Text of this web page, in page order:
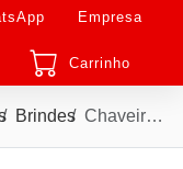
Empresa
Carrinho
Brindes Chaveiro Plástico com Fita métrica plástica de 3 metros X18735